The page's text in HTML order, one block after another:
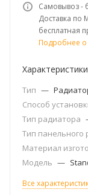
Самовывоз -
Доставка по
бесплатная
Подробнее о
Характеристики
Тип —
Способ
Тип радиатора
Тип панельного
Материал
Модель —
Все